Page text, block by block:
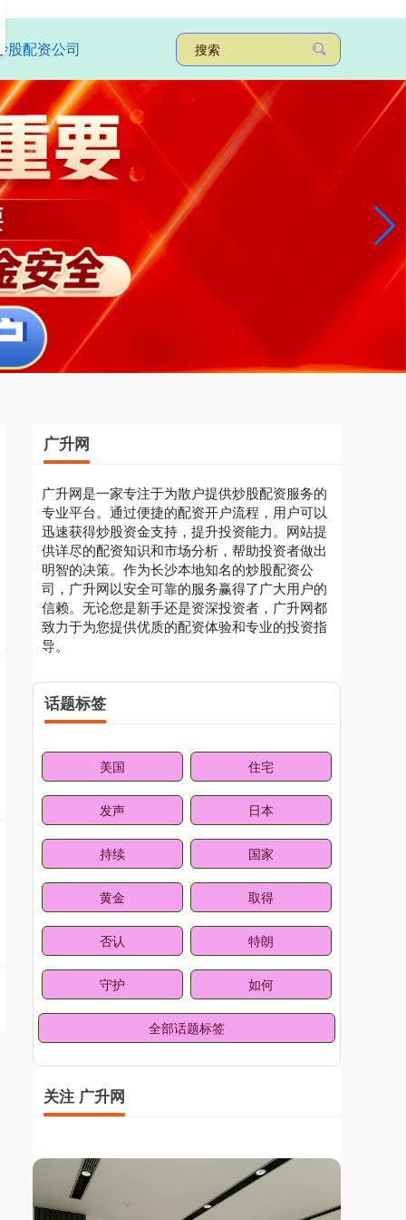
股配资公司
广升网
广升网是一家专注于为散户提供炒股配资服务的
专业平台。通过便捷的配资开户流程，用户可以
迅速获得炒股资金支持，提升投资能力。网站提
供详尽的配资知识和市场分析，帮助投资者做出
明智的决策。作为长沙本地知名的炒股配资公
司，广升网以安全可靠的服务赢得了广大用户的
信赖。无论您是新手还是资深投资者，广升网都
致力于为您提供优质的配资体验和专业的投资指
导。
话题标签
美国 住宅
发声 日本
持续 国家
黄金 取得
否认 特朗
守护 如何
全部话题标签
关注 广升网